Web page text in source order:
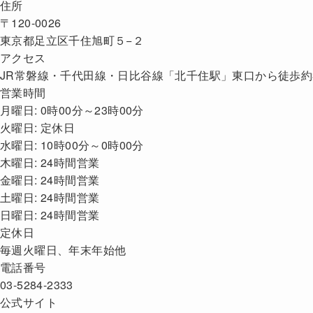
住所
〒120-0026
東京都足立区千住旭町５−２
アクセス
JR常磐線・千代田線・日比谷線「北千住駅」東口から徒歩
営業時間
月曜日: 0時00分～23時00分
火曜日: 定休日
水曜日: 10時00分～0時00分
木曜日: 24時間営業
金曜日: 24時間営業
土曜日: 24時間営業
日曜日: 24時間営業
定休日
毎週火曜日、年末年始他
電話番号
03-5284-2333
公式サイト